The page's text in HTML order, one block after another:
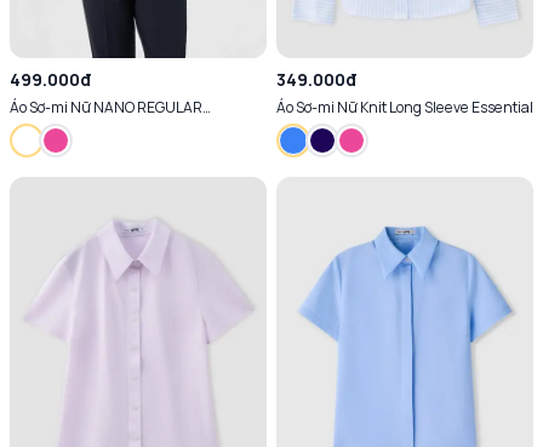
499.000đ
Áo Sơ-mi Nữ NANO REGULAR
ESSENTIAL Siêu Nhẹ - Chống Nhăn
349.000đ
Áo Sơ-mi Nữ Knit Long Sleeve Essential